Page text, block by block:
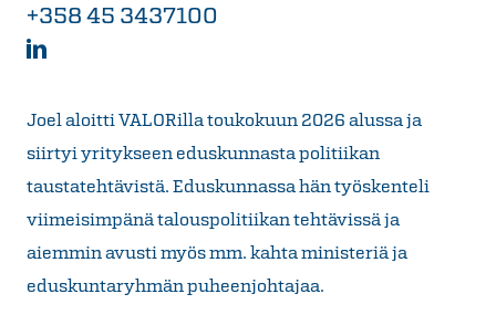
+358 45 3437100
Joel aloitti VALORilla toukokuun 2026 alussa ja
siirtyi yritykseen eduskunnasta politiikan
taustatehtävistä. Eduskunnassa hän työskenteli
viimeisimpänä talouspolitiikan tehtävissä ja
aiemmin avusti myös mm. kahta ministeriä ja
eduskuntaryhmän puheenjohtajaa.